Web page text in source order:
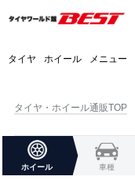
タイヤ ホイール メニュー
タイヤ・ホイール通販TOP
ホイール 車種